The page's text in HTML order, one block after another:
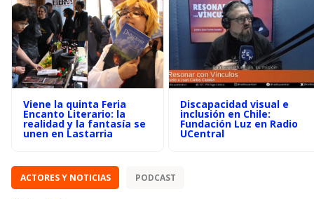
Viene la quinta Feria
Encanto Literario: la
realidad y la fantasía se
unen en Lastarria
Discapacidad visual e
inclusión en Chile:
Fundación Luz en Radio
UCentral
ACTORES Y NOTICIAS PODCAST